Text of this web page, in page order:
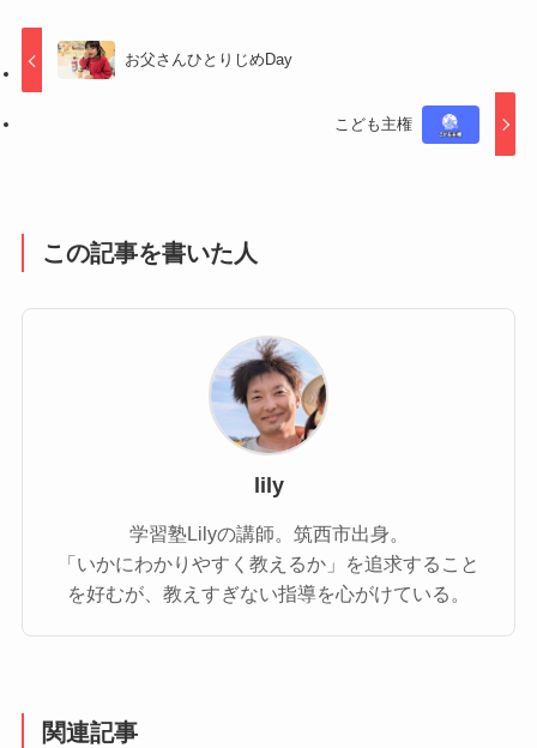
お父さんひとりじめDay
こども主権
この記事を書いた人
lily
学習塾Lilyの講師。筑西市出身。
「いかにわかりやすく教えるか」を追求すること
を好むが、教えすぎない指導を心がけている。
関連記事